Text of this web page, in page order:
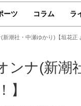
ーツ コラム ラ
潮社・中瀬ゆかり)【垣花正
ンナ(新潮
】